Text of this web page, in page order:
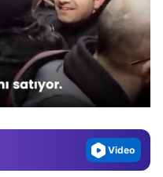
Test
Gündem
Video